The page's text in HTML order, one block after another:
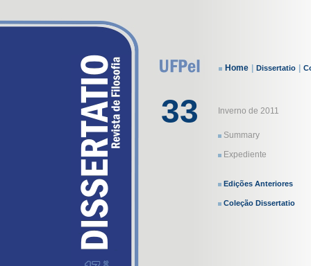
Home Dissertatio
33 Inverno de 2011
Summary
Expediente
Edições Anteriores
Coleção Dissertatio